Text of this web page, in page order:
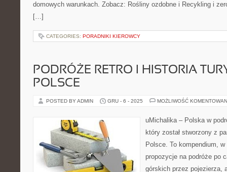
domowych warunkach. Zobacz: Rośliny ozdobne i Recykling i
[…]
CATEGORIES: PORADNIKI KIEROWCY
PODRÓŻE RETRO I HISTORIA
POLSCE
POSTED BY ADMIN GRU - 6 - 2025 MOŻLIWOŚĆ
uMichalika – Polska w
który został stworzony z
Polsce. To kompendium,
propozycje na podróże po
górskich przez pojezierza,